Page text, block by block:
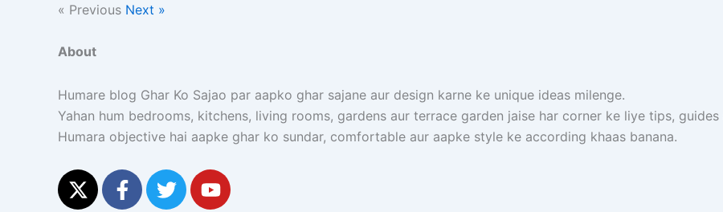
« Previous Next »
About
Humare blog Ghar Ko Sajao par aapko ghar sajane aur design karne ke unique ideas milenge.
Yahan hum bedrooms, kitchens, living rooms, gardens aur terrace garden jaise har corner ke liye tips,
Humara objective hai aapke ghar ko sundar, comfortable aur aapke style ke according khaas banana.
X
-
F
a
T
w
Y
o